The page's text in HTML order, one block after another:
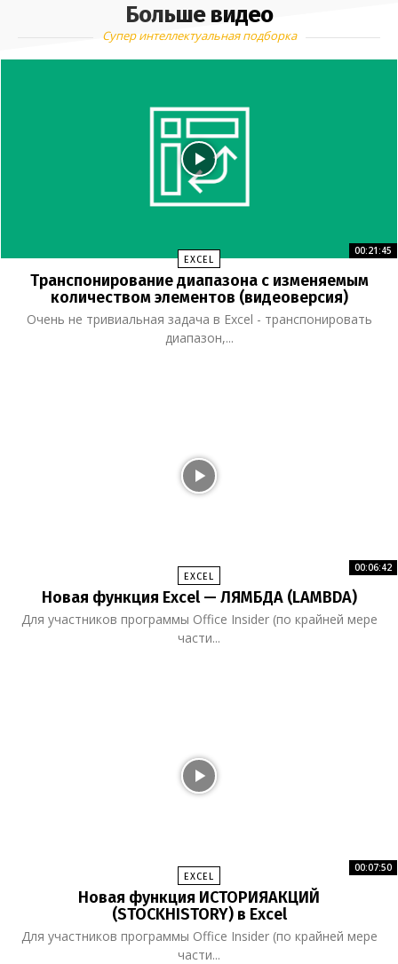
Больше видео
Супер интеллектуальная подборка
EXCEL
00:21:45
Транспонирование диапазона с изменяемым
количеством элементов (видеоверсия)
Очень не тривиальная задача в Excel - транспонировать
диапазон,...
EXCEL
00:06:42
Новая функция Excel — ЛЯМБДА (LAMBDA)
Для участников программы Office Insider (по крайней мере
части...
EXCEL
00:07:50
Новая функция ИСТОРИЯАКЦИЙ
(STOCKHISTORY) в Excel
Для участников программы Office Insider (по крайней мере
части...